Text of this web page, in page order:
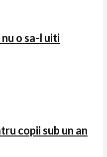
o sa-l uiti
copii sub un an